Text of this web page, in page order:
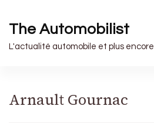
The Automobilist
L'actualité automobile et plus encore
Arnault Gournac